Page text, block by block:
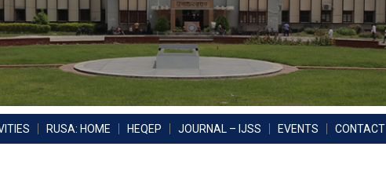
RUSA: HOME HEQEP JOURNAL – IJSS EVENTS CONTACT